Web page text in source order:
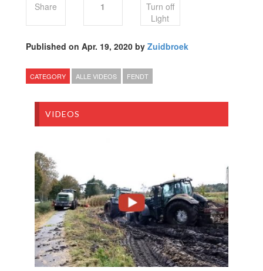
Share 1
Turn off
Light
Published on Apr. 19, 2020 by Zuidbroek
CATEGORY ALLE VIDEOS FENDT
VIDEOS